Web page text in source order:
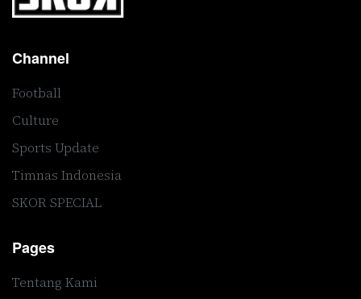
Channel
Football
Culture
Sports Update
Timnas Indonesia
SKOR SPECIAL
Pages
Tentang Kami